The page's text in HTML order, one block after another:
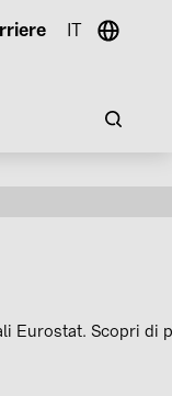
IT
Eurostat. Scopri di